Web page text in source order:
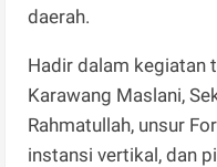
daerah.
Hadir dalam kegiatan
Karawang Maslani,
Rahmatullah, unsur
instansi vertikal, dan